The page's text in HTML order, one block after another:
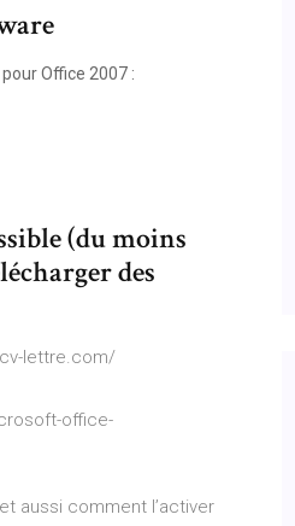
Office 2007 :
(du moins
des
lettre.com/
office-
aussi comment l’activer